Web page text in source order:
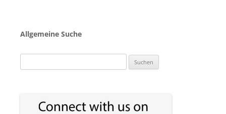
Allgemeine Suche
nach: